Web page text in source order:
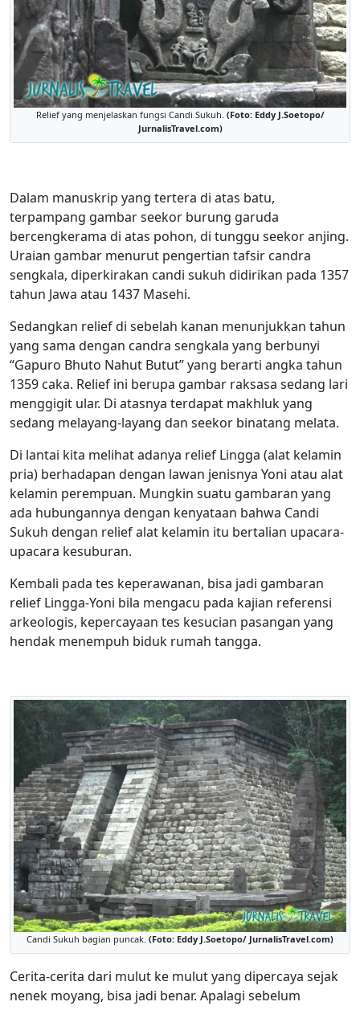
Relief yang menjelaskan fungsi Candi Sukuh. (Foto: Eddy J.Soetopo/
JurnalisTravel.com)
Dalam manuskrip yang tertera di atas batu,
terpampang gambar seekor burung garuda
bercengkerama di atas pohon, di tunggu seekor anjing.
Uraian gambar menurut pengertian tafsir candra
sengkala, diperkirakan candi sukuh didirikan pada 1357
tahun Jawa atau 1437 Masehi.
Sedangkan relief di sebelah kanan menunjukkan tahun
yang sama dengan candra sengkala yang berbunyi
“Gapuro Bhuto Nahut Butut” yang berarti angka tahun
1359 caka. Relief ini berupa gambar raksasa sedang lari
menggigit ular. Di atasnya terdapat makhluk yang
sedang melayang-layang dan seekor binatang melata.
Di lantai kita melihat adanya relief Lingga (alat kelamin
pria) berhadapan dengan lawan jenisnya Yoni atau alat
kelamin perempuan. Mungkin suatu gambaran yang
ada hubungannya dengan kenyataan bahwa Candi
Sukuh dengan relief alat kelamin itu bertalian upacara-
upacara kesuburan.
Kembali pada tes keperawanan, bisa jadi gambaran
relief Lingga-Yoni bila mengacu pada kajian referensi
arkeologis, kepercayaan tes kesucian pasangan yang
hendak menempuh biduk rumah tangga.
Candi Sukuh bagian puncak. (Foto: Eddy J.Soetopo/ JurnalisTravel.com)
Cerita-cerita dari mulut ke mulut yang dipercaya sejak
nenek moyang, bisa jadi benar. Apalagi sebelum